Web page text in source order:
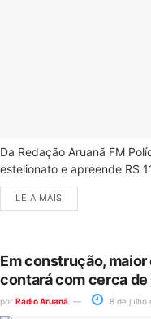
Da Redação Aruanã FM
estelionato e apreende R$
LEIA MAIS
Em construção,
contará com cerca de
por Rádio Aruanã 8 de julho